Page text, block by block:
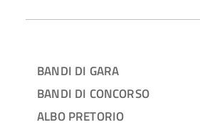
BANDI DI GARA
BANDI DI CONCORSO
ALBO PRETORIO